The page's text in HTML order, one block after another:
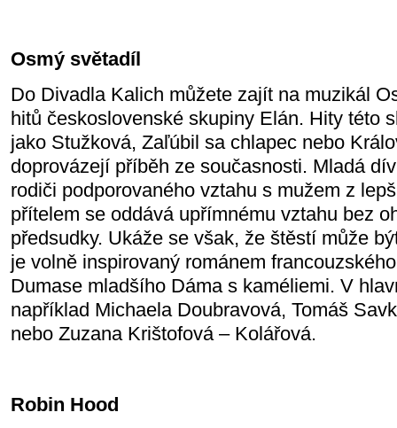
Osmý světadíl
Do Divadla Kalich můžete zajít na muzikál
hitů československé skupiny Elán. Hity této
jako Stužková, Zaľúbil sa chlapec nebo
doprovázejí příběh ze současnosti. Mladá
rodiči podporovaného vztahu s mužem z
přítelem se oddává upřímnému vztahu bez
předsudky. Ukáže se však, že štěstí může
je volně inspirovaný románem
Dumase mladšího Dáma s kaméliemi. V
například Michaela Doubravová, Tomáš
nebo Zuzana Krištofová – Kolářová.
Robin Hood